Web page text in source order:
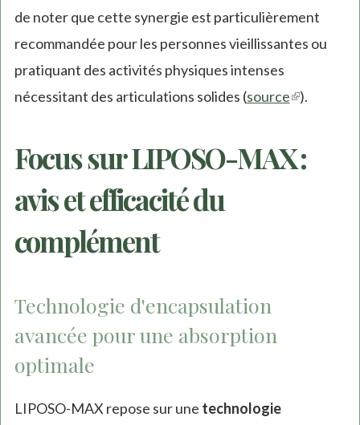
de noter que cette synergie est particulièrement
recommandée pour les personnes vieillissantes ou
pratiquant des activités physiques intenses
nécessitant des articulations solides (source(link
external)
).
Focus sur LIPOSO-MAX :
avis et efficacité du
complément
Technologie d'encapsulation
avancée pour une absorption
optimale
LIPOSO-MAX repose sur une technologie